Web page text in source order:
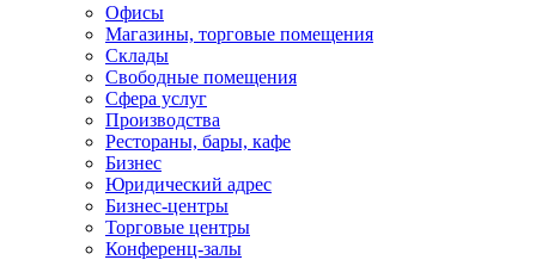
Офисы
Магазины, торговые помещения
Склады
Свободные помещения
Сфера услуг
Производства
Рестораны, бары, кафе
Бизнес
Юридический адрес
Бизнес-центры
Торговые центры
Конференц-залы